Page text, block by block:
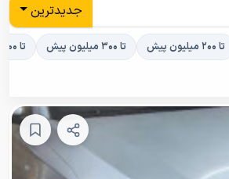
جدیدترین
تا ۲۰۰ میلیون پیش تا ۳۰۰ میلیون پیش تا ۴۰۰ میلیون پیش